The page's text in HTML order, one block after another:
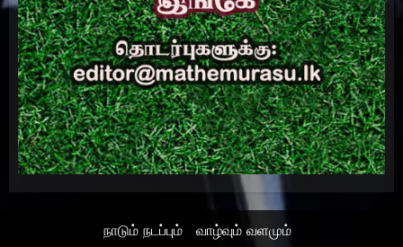
நாடும் நடப்பும் வாழ்வும் வளமும்